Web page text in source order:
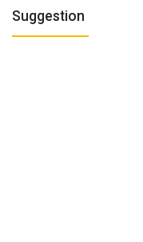
Suggestion